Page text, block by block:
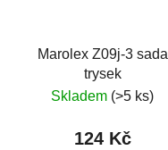
Marolex Z09j-3 sada
trysek
Skladem (>5 ks)
124 Kč